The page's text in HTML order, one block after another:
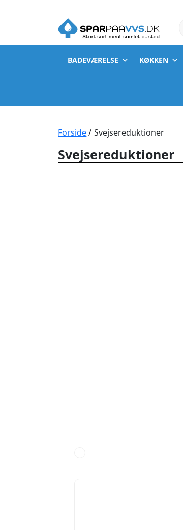
BADEVÆRELSE KØKKEN
Forside/ Svejsereduktioner
Svejsereduktioner